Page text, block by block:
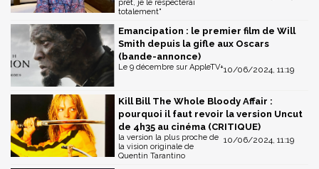
prêt, je le respecterai
totalement"
Emancipation : le premier film de Will
Smith depuis la gifle aux Oscars
(bande-annonce)
10/06/2024, 11:19
Le 9 décembre sur AppleTV+
Kill Bill The Whole Bloody Affair :
pourquoi il faut revoir la version Uncut
de 4h35 au cinéma (CRITIQUE)
10/06/2024, 11:19
la version la plus proche de
la vision originale de
Quentin Tarantino